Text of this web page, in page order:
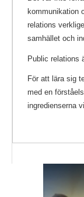
kommunikation
relations
samhället och
Public relations
För att lära sig
med en
ingredienserna